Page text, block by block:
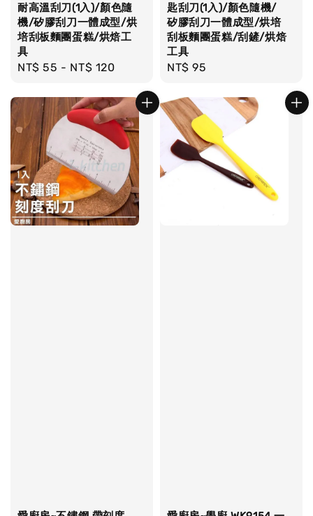
耐高溫刮刀(1入)/顏色隨
機/矽膠刮刀一體成型/烘
培刮板麵團蛋糕/烘焙工
具
Regular
NT$ 55 - NT$ 120
匙刮刀(1入)/顏色隨機/
矽膠刮刀一體成型/烘培
刮板麵團蛋糕/刮鏟/烘焙
工具
Regular
NT$ 95